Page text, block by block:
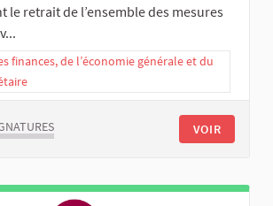
le retrait de l’ensemble des mesures
finances, de l’économie générale et du
VOIR